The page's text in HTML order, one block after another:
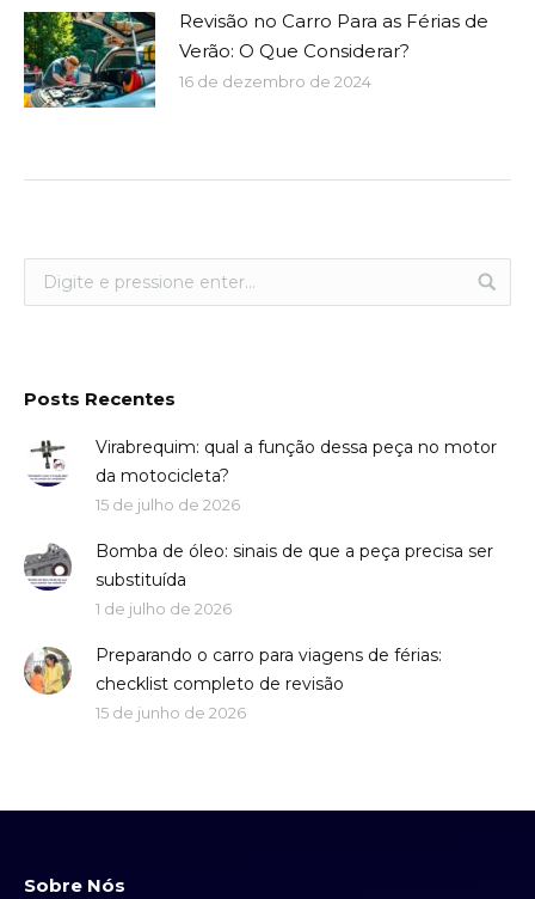
Revisão no Carro Para as Férias de
Verão: O Que Considerar?
16 de dezembro de 2024
Posts Recentes
Virabrequim: qual a função dessa peça no motor
da motocicleta?
15 de julho de 2026
Bomba de óleo: sinais de que a peça precisa ser
substituída
1 de julho de 2026
Preparando o carro para viagens de férias:
checklist completo de revisão
15 de junho de 2026
Sobre Nós